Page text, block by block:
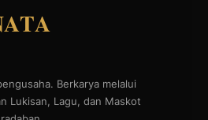
Berkarya melalui
Lukisan, Lagu, dan Maskot